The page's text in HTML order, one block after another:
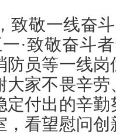
致敬一线奋
·致敬奋斗
防员等一线
大家不畏辛
定付出的辛
，看望慰问